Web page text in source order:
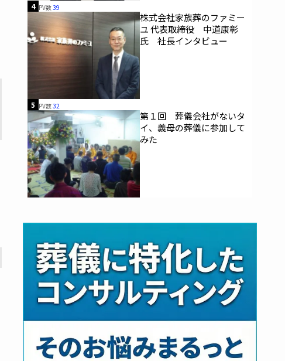
4 PV数39
株式会社家族葬のファミー
ユ 代表取締役 中道康彰
氏 社長インタビュー
5 PV数32
第１回 葬儀会社がないタ
イ、義母の葬儀に参加して
みた